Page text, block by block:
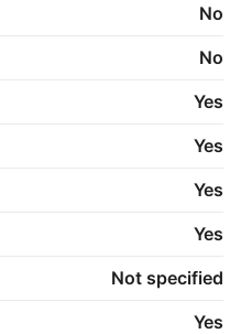
No
No
Yes
Yes
Yes
Yes
Not specified
Yes